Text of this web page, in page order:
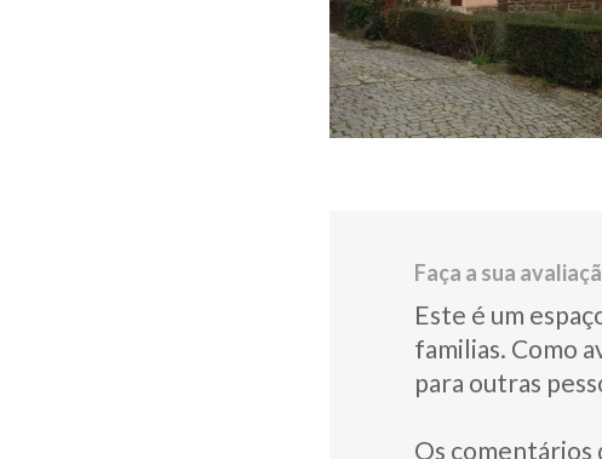
Faça a sua
Este é um
familias.​ Como
para​ outras
Os comentários